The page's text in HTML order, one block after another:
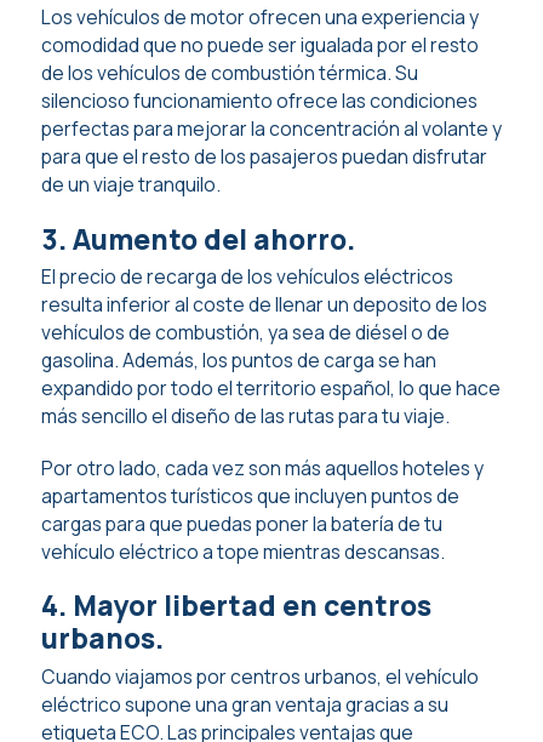
Los vehículos de motor ofrecen una experiencia y
comodidad que no puede ser igualada por el resto
de los vehículos de combustión térmica. Su
silencioso funcionamiento ofrece las condiciones
perfectas para mejorar la concentración al volante y
para que el resto de los pasajeros puedan disfrutar
de un viaje tranquilo.
3. Aumento del ahorro.
El precio de recarga de los vehículos eléctricos
resulta inferior al coste de llenar un deposito de los
vehículos de combustión, ya sea de diésel o de
gasolina. Además, los puntos de carga se han
expandido por todo el territorio español, lo que hace
más sencillo el diseño de las rutas para tu viaje.
Por otro lado, cada vez son más aquellos hoteles y
apartamentos turísticos que incluyen puntos de
cargas para que puedas poner la batería de tu
vehículo eléctrico a tope mientras descansas.
4. Mayor libertad en centros
urbanos.
Cuando viajamos por centros urbanos, el vehículo
eléctrico supone una gran ventaja gracias a su
etiqueta ECO. Las principales ventajas que